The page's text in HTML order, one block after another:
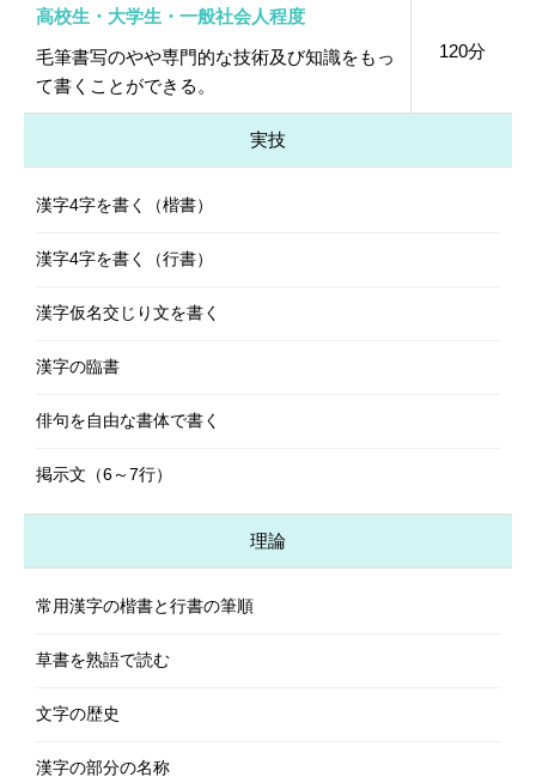
高校生・大学生・一般社会人程度
毛筆書写のやや専門的な技術及び知識をもっ
て書くことができる。
120分
実技
漢字4字を書く（楷書）
漢字4字を書く（行書）
漢字仮名交じり文を書く
漢字の臨書
俳句を自由な書体で書く
掲示文（6～7行）
理論
常用漢字の楷書と行書の筆順
草書を熟語で読む
文字の歴史
漢字の部分の名称